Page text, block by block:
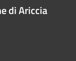
di Ariccia